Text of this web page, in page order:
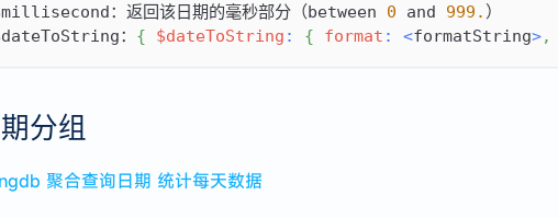
：返回该日期的毫秒部分（between 0 and 999. ）
： { $dateToString : { format : <formatString>,
分组
聚合查询日期 统计每天数据